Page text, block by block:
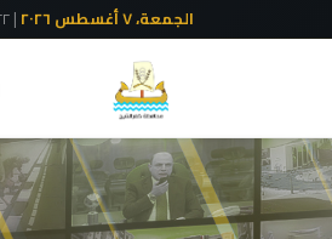
الجمعة، ٧ أغسطس ٢٠٢٦ | ٢٢ صفر ١٤٤٨ هـ